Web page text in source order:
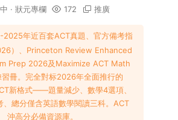
· 狀元專欄 172 推廣
年近百套ACT真題、官方備考指
）、Princeton Review Enhanced
Prep 2026及Maximize ACT Math
冊。完全對标2026年全面推行的
新格式——題量減少、數學4選項、
、總分僅含英語數學閱讀三科。ACT
沖高分必備資源庫。